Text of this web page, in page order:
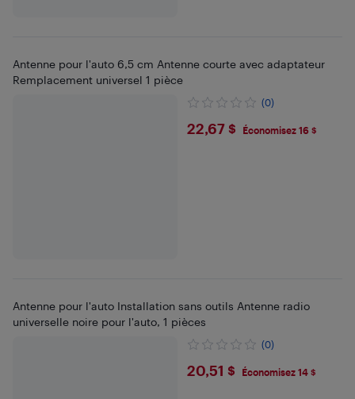
Antenne pour l'auto 6,5 cm Antenne courte avec adaptateur
Remplacement universel 1 pièce
(0)
$22.67
22,67 $ Économisez 16 $
Antenne pour l'auto Installation sans outils Antenne radio
universelle noire pour l'auto, 1 pièces
(0)
$20.51
20,51 $ Économisez 14 $